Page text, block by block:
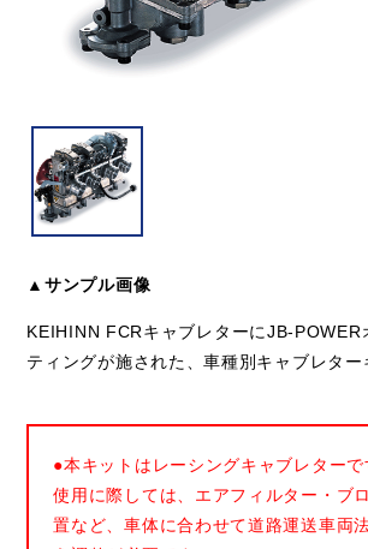
▲サンプル画像
KEIHINN FCRキャブレターにJB-POWER
ティングが施された、車種別キャブレター
●本キットはレーシングキャブレター
使用に際しては、エアフィルター・ブ
置など、車体に合わせて道路運送車両